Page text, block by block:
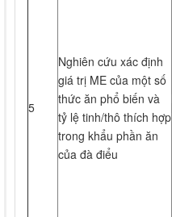
5
Nghiên cứu xác định
giá trị ME của một số
thức ăn phổ biến và
tỷ lệ tinh/thô thích hợp
trong khẩu phần ăn
của đà điểu